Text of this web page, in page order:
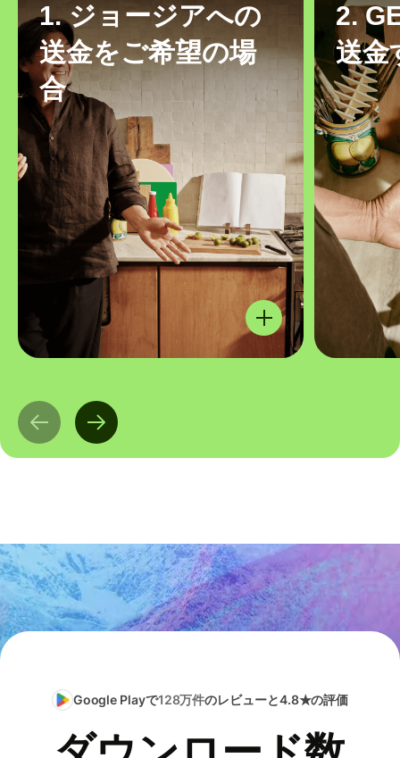
1. ジョージアへの
送金をご希望の場
合
2.
送金
Google Playで128万件のレビューと4.8★の評価